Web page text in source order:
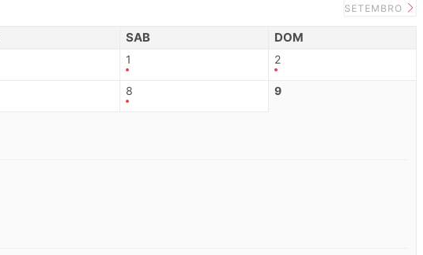
SETEMBRO
SAB DOM
1 2
8 9